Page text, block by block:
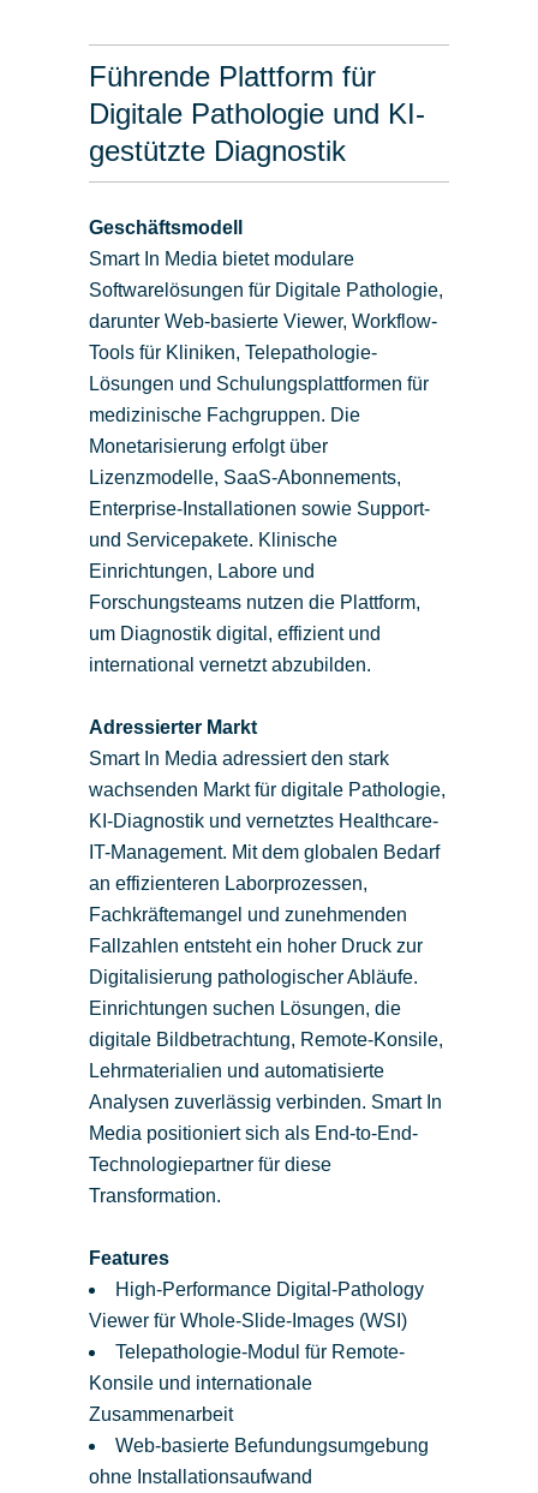
Führende Plattform für
Digitale Pathologie und KI-
gestützte Diagnostik
Geschäftsmodell
Smart In Media bietet modulare
Softwarelösungen für Digitale Pathologie,
darunter Web-basierte Viewer, Workflow-
Tools für Kliniken, Telepathologie-
Lösungen und Schulungsplattformen für
medizinische Fachgruppen. Die
Monetarisierung erfolgt über
Lizenzmodelle, SaaS-Abonnements,
Enterprise-Installationen sowie Support-
und Servicepakete. Klinische
Einrichtungen, Labore und
Forschungsteams nutzen die Plattform,
um Diagnostik digital, effizient und
international vernetzt abzubilden.
Adressierter Markt
Smart In Media adressiert den stark
wachsenden Markt für digitale Pathologie,
KI-Diagnostik und vernetztes Healthcare-
IT-Management. Mit dem globalen Bedarf
an effizienteren Laborprozessen,
Fachkräftemangel und zunehmenden
Fallzahlen entsteht ein hoher Druck zur
Digitalisierung pathologischer Abläufe.
Einrichtungen suchen Lösungen, die
digitale Bildbetrachtung, Remote-Konsile,
Lehrmaterialien und automatisierte
Analysen zuverlässig verbinden. Smart In
Media positioniert sich als End-to-End-
Technologiepartner für diese
Transformation.
Features
High-Performance Digital-Pathology
Viewer für Whole-Slide-Images (WSI)
Telepathologie-Modul für Remote-
Konsile und internationale
Zusammenarbeit
Web-basierte Befundungsumgebung
ohne Installationsaufwand